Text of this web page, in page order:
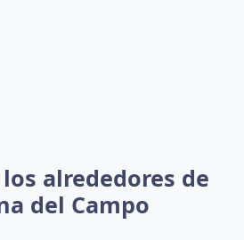
alrededores de
del Campo